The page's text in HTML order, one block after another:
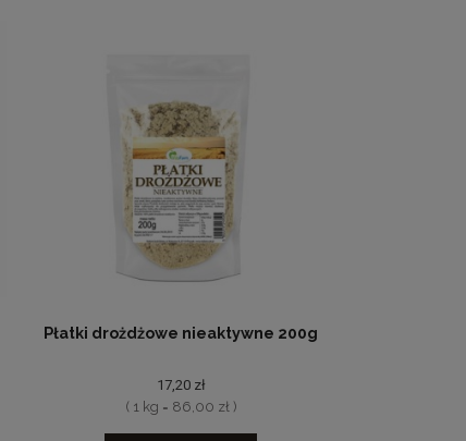
Płatki drożdżowe nieaktywne 200g
17,20 zł
( 1 kg = 86,00 zł )